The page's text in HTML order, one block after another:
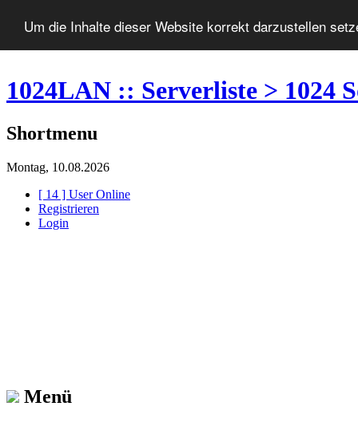
Um die Inhalte dieser Website korrekt darzustellen
1024LAN :: Serverliste > 1024
Shortmenu
Montag, 10.08.2026
[ 14 ] User Online
Registrieren
Login
Menü